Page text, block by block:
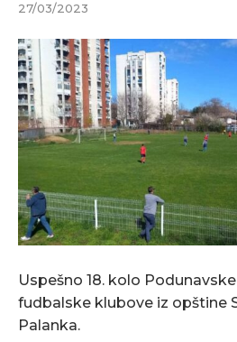
27/03/2023
Uspešno 18. kolo
fudbalske klubove iz opštine
Palanka.